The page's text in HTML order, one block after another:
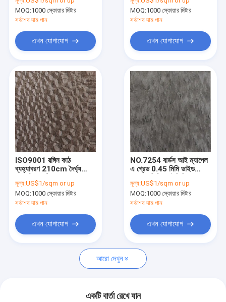
পণ্য
আমাদের সম্পর্কে
আমাদের সাথে যোগাযোগ করুন
কাঠ মেঝে ব্যহ্যাবরণ
সাদা ওক কাঠ ব্যহ্যাবরণ
লাল ওক কাঠ ব্যহ্যাবরণ
হোয়াইট অ্যাশ উড ব্যহ্যাবরণ
আমেরিকান আখরোট কাঠ ব্যহ্যাবরণ
MOQ:1000 স্কোয়ার মিটার
সর্বশেষ দাম পান
এখন যোগাযোগ
MOQ:1000 স্কোয়ার মিটার
সর্বশেষ দাম পান
এখন যোগাযোগ
ISO9001 রঙ্গিন কাঠ
ব্যহ্যাবরণ 210cm দৈর্ঘ্য
আসবাবপত্র ব্যবহার
মূল্য:US$1/sqm or up
MOQ:1000 স্কোয়ার মিটার
সর্বশেষ দাম পান
এখন যোগাযোগ
NO.7254 বার্ডস আই ম্যাপেল
এ গ্রেড 0.45 মিমি ডাইড
মূল্য:US$1/sqm or up
MOQ:1000 স্কোয়ার মিটার
সর্বশেষ দাম পান
এখন যোগাযোগ
আরো দেখুন
একটি বার্তা রেখে যান